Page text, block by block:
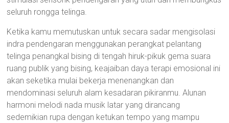
seluruh rongga telinga.
Ketika kamu memutuskan untuk secara sadar mengisolasi
indra pendengaran menggunakan perangkat pelantang
telinga penangkal bising di tengah hiruk-pikuk gema suara
ruang publik yang bising, keajaiban daya terapi emosional ini
akan seketika mulai bekerja menenangkan dan
mendominasi seluruh alam kesadaran pikiranmu. Alunan
harmoni melodi nada musik latar yang dirancang
sedemikian rupa dengan ketukan tempo yang mampu